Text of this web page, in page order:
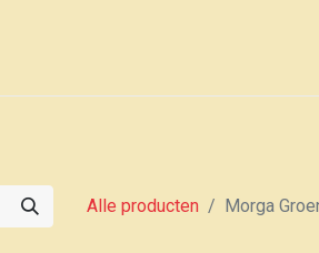
Alle producten Morga